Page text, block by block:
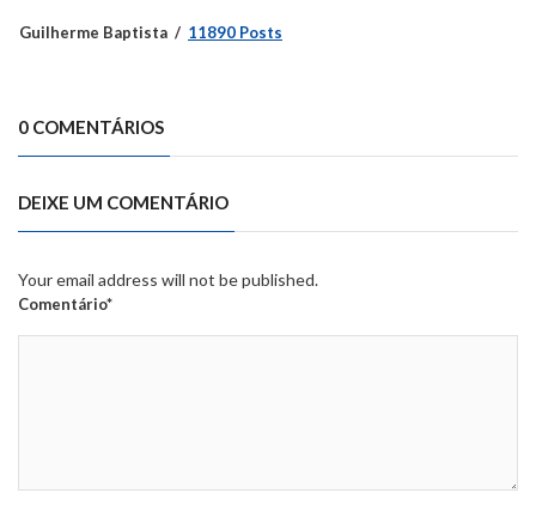
Guilherme Baptista 11890 Posts
0 COMENTÁRIOS
DEIXE UM COMENTÁRIO
Your email address will not be published.
Comentário*